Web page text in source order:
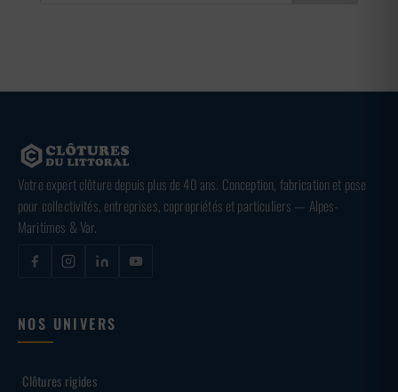
Votre expert clôture depuis plus de 40 ans. Conception, fabrication et pose
pour collectivités, entreprises, copropriétés et particuliers — Alpes-
Maritimes & Var.
NOS UNIVERS
Clôtures rigides